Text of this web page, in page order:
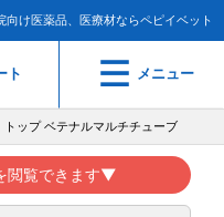
向け医薬品、医療材ならペピイベット
ト メニュー
トップ ベテナルマルチチューブ
閲覧できます▼